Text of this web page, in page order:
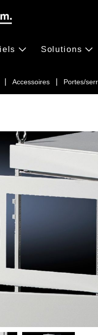
Accessoires Portes/
Solutions